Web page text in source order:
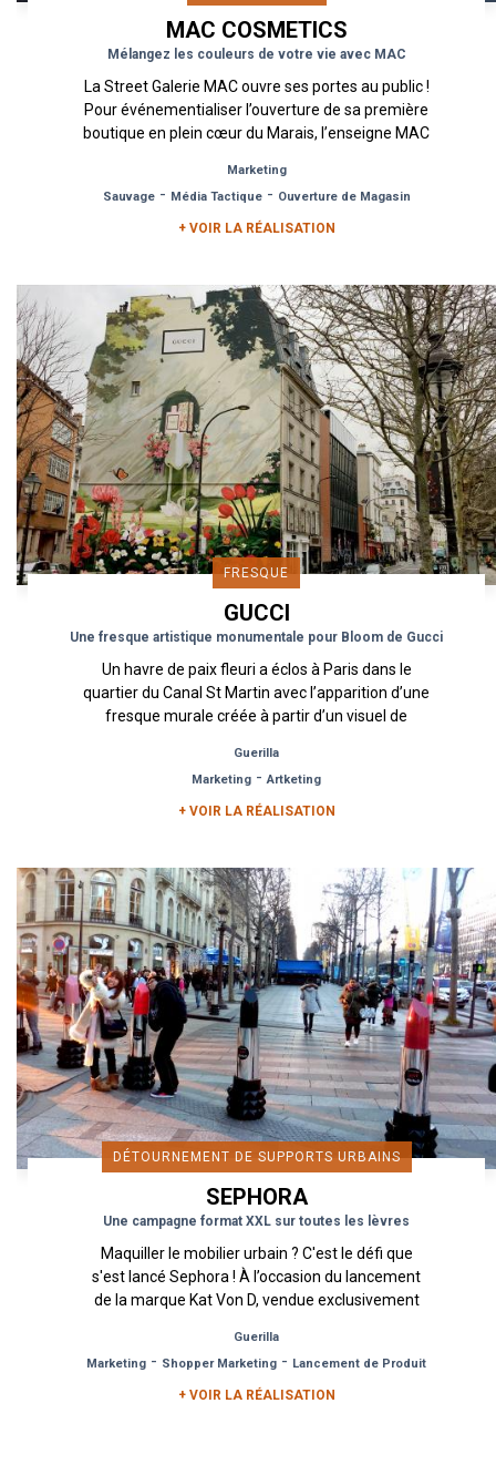
MAC COSMETICS
Mélangez les couleurs de votre vie avec MAC
La Street Galerie MAC ouvre ses portes au public !
Pour événementialiser l’ouverture de sa première
boutique en plein cœur du Marais, l’enseigne MAC
Marketing
Sauvage- Média Tactique- Ouverture de Magasin
+ VOIR LA RÉALISATION
FRESQUE
GUCCI
Une fresque artistique monumentale pour Bloom de Gucci
Un havre de paix fleuri a éclos à Paris dans le
quartier du Canal St Martin avec l’apparition d’une
fresque murale créée à partir d’un visuel de
Guerilla
Marketing -Artketing
+ VOIR LA RÉALISATION
DÉTOURNEMENT DE SUPPORTS URBAINS
SEPHORA
Une campagne format XXL sur toutes les lèvres
Maquiller le mobilier urbain ? C'est le défi que
s'est lancé Sephora ! À l’occasion du lancement
de la marque Kat Von D, vendue exclusivement
Guerilla
Marketing - Shopper Marketing - Lancement de Produit
+ VOIR LA RÉALISATION